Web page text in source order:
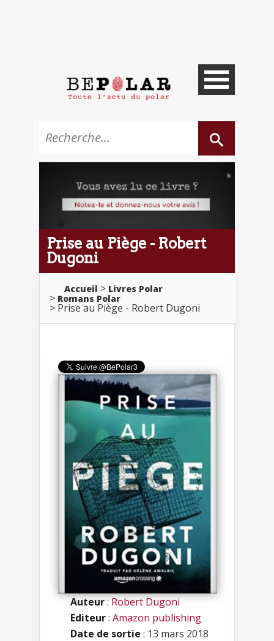
Prise au Piège - Robert
Dugoni
Accueil
Livres Polar
Romans Polar
Prise au Piège - Robert Dugoni
Auteur:Robert Dugoni
Editeur: Amazon publishing
Date de sortie : 13 mars 2018